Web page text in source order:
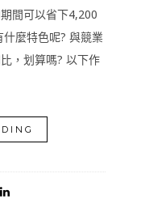
間可以省下4,200
麼特色呢? 與競業
，划算嗎? 以下作